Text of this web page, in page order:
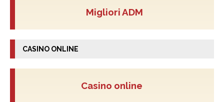
Migliori ADM
CASINO ONLINE
Casino online